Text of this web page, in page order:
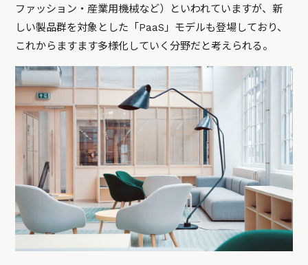
ファッション・産業用機械など）といわれていますが、新
しい製品群を対象とした「PaaS」モデルも登場しており、
これからますます多様化していく分野だと考えられる。